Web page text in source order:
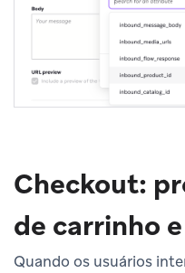
Checkout:
de carrinho
Quando os usuários